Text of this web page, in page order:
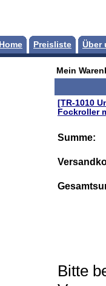
Home Preisliste Über
Mein
[TR-1010
Fockroller
Summe:
Bitte